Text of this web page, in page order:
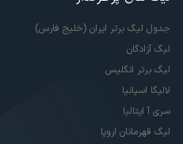
جدول لیگ برتر ایران (خلیج فارس)
لیگ آزادگان
لیگ برتر انگلیس
لالیگا اسپانیا
سری آ ایتالیا
لیگ قهرمانان اروپا